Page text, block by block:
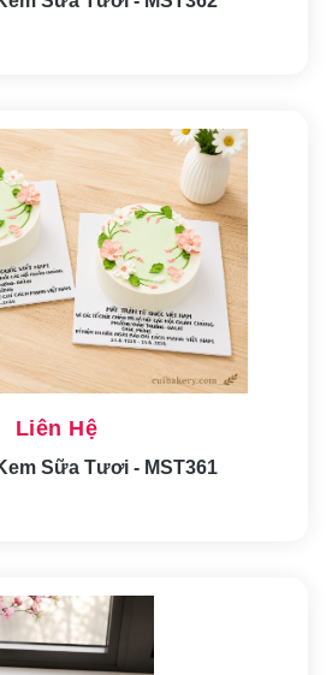
Liên Hệ
Sữa Tươi - MST361